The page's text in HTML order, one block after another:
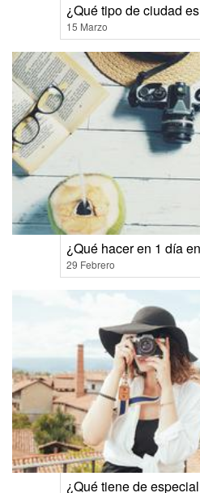
¿Qué tipo de ciudad
15 Marzo
¿Qué hacer en 1 día
29 Febrero
¿Qué tiene de